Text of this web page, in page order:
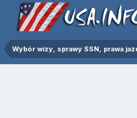
Wybór wizy, sprawy SSN, prawa